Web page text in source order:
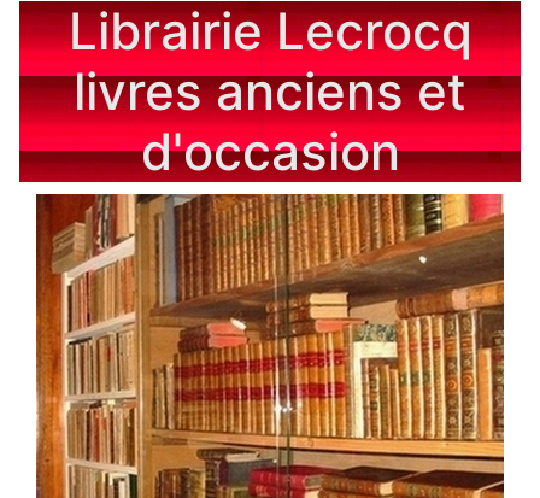
Librairie Lecrocq
livres anciens et
d'occasion